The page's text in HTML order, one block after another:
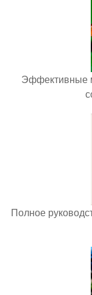
Эффективные
Полное